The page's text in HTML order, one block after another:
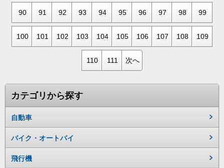
90 91 92 93 94 95 96 97 98 99
100 101 102 103 104 105 106 107 108 109
110 111 次へ
カテゴリから探す
自動車
バイク・オートバイ
飛行機